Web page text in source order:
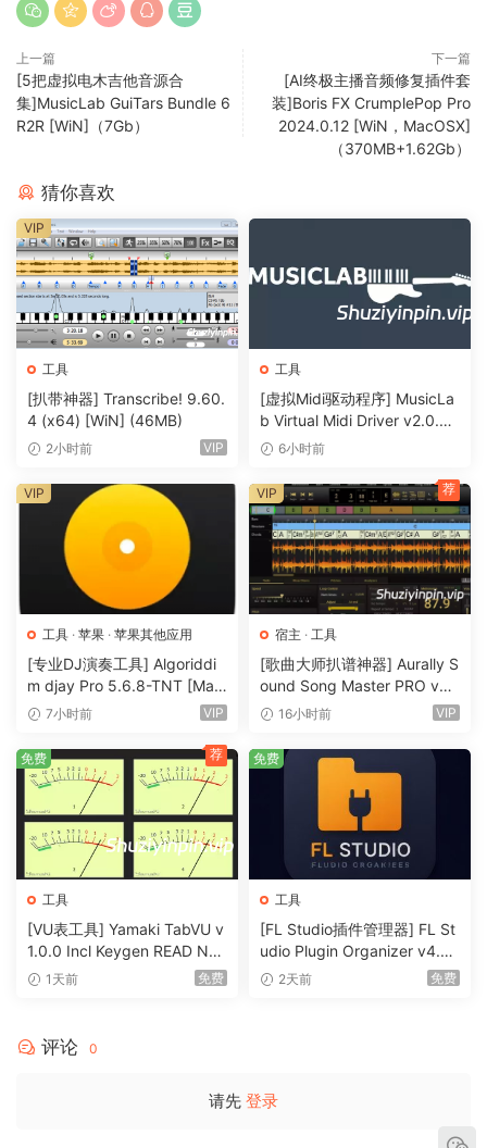
上一篇
[5把虚拟电木吉他音源合
集]MusicLab GuiTars Bundle 6
R2R [WiN]（7Gb）
下一篇
[AI终极主播音频修复插件套
装]Boris FX CrumplePop Pro
2024.0.12 [WiN，MacOSX]
（370MB+1.62Gb）
猜你喜欢
工具
[扒带神器] Transcribe! 9.60.
4 (x64) [WiN] (46MB)
2小时前 VIP
VIP
工具
[虚拟Midi驱动程序] MusicLa
b Virtual Midi Driver v2.0.3-
R2R [WiN]（0.5MB）
6小时前
工具 · 苹果 · 苹果其他应用
[专业DJ演奏工具] Algoriddi
m djay Pro 5.6.8-TNT [Mac
OSX]（290MB）
7小时前 VIP
VIP
宿主 · 工具
[歌曲大师扒谱神器] Aurally S
ound Song Master PRO v5.
0.02 [WiN]（355MB）
16小时前 VIP
VIP 荐
工具
[VU表工具] Yamaki TabVU v
1.0.0 Incl Keygen READ NF
O-R2R [WiN]（4.7MB）
1天前 免费
免费 荐
工具
[FL Studio插件管理器] FL St
udio Plugin Organizer v4.0
[Now with FLP Downgrade]
2天前 免费
免费
评论 0
请先 登录